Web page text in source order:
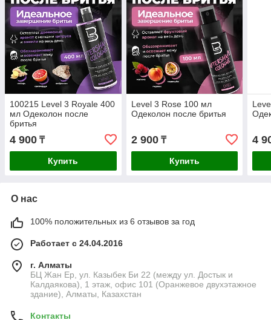
100215 Level 3 Royale 400
мл Одеколон после
бритья
4 900 ₸
Купить
Level 3 Rose 100 мл
Одеколон после бритья
2 900₸
Купить
4
О нас
100% положительных из 6 отзывов за год
Работает с 24.04.2016
г. Алматы
БЦ Жан Ер, ул. Казыбек Би 22 (между ул. Достык и
Калдаякова), 1 этаж, офис 101 (Оранжевое двухэтажное
здание), Алматы, Казахстан
Контакты